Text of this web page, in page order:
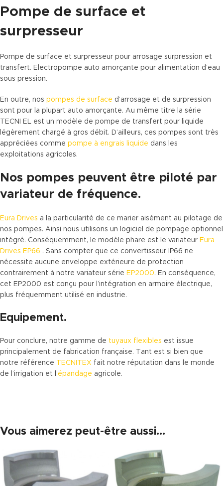
Pompe de surface et
surpresseur
Pompe de surface et surpresseur pour arrosage surpression et
transfert. Electropompe auto amorçante pour alimentation d’eau
sous pression.
En outre, nos pompes de surface d’arrosage et de surpression
sont pour la plupart auto amorçante. Au même titre la série
TECNI EL est un modèle de pompe de transfert pour liquide
légèrement chargé à gros débit. D’ailleurs, ces pompes sont très
appréciées comme pompe à engrais liquide dans les
exploitations agricoles.
Nos pompes peuvent être piloté par
variateur de fréquence.
Eura Drives a la particularité de ce marier aisément au pilotage de
nos pompes. Ainsi nous utilisons un logiciel de pompage optionnel
intégré. Conséquemment, le modèle phare est le variateur Eura
Drives EP66 . Sans compter que ce convertisseur IP66 ne
nécessite aucune enveloppe extérieure de protection
contrairement à notre variateur série EP2000. En conséquence,
cet EP2000 est conçu pour l’intégration en armoire électrique,
plus fréquemment utilisé en industrie.
Equipement.
Pour conclure, notre gamme de tuyaux flexibles est issue
principalement de fabrication française. Tant est si bien que
notre référence TECNITEX fait notre réputation dans le monde
de l’irrigation et l’épandage agricole.
Vous aimerez peut-être aussi…